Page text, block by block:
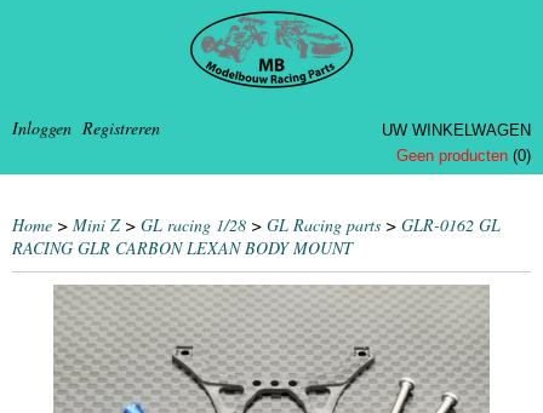
Inloggen Registreren
UW WINKELWAGEN
Geen producten (0)
Home > Mini Z> GL racing 1/28 > GL Racing parts > GLR-0162 GL
RACING GLR CARBON LEXAN BODY MOUNT